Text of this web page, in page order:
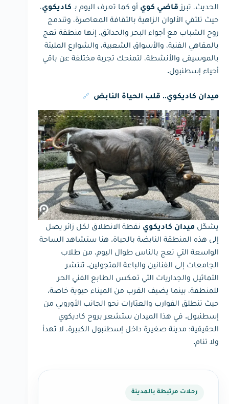
الحديث، تبرز قاضي كوي أو كما تعرف اليوم بـ كاديكوي،
حيث تلتقي الألوان الزاهية بالثقافة المعاصرة، وتندمج
روح الشباب مع أجواء البحر والحدائق. إنها منطقة تعج
بالمقاهي الفنية، والأسواق الشعبية، والشوارع المليئة
بالموسيقى والأنشطة، لتمنحك تجربة مختلفة عن باقي
أحياء إسطنبول.
ميدان كاديكوي.. قلب الحياة النابض 🔗
يشكّل ميدان كاديكوي نقطة الانطلاق لكل زائر يصل
إلى هذه المنطقة النابضة بالحياة. هنا ستشاهد الساحة
الواسعة التي تعج بالناس طوال اليوم، من طلاب
الجامعات إلى الفنانين والباعة المتجولين. تنتشر
التماثيل والجداريات التي تعكس الطابع الفني الحر
للمنطقة، بينما يضيف القرب من الميناء حيوية خاصة،
حيث تنطلق القوارب والعبّارات نحو الجانب الأوروبي من
إسطنبول. في هذا الميدان ستشعر بروح كاديكوي
الحقيقية؛ مدينة صغيرة داخل إسطنبول الكبيرة، لا تهدأ
ولا تنام.
رحلات مرتبطة بالمدينة